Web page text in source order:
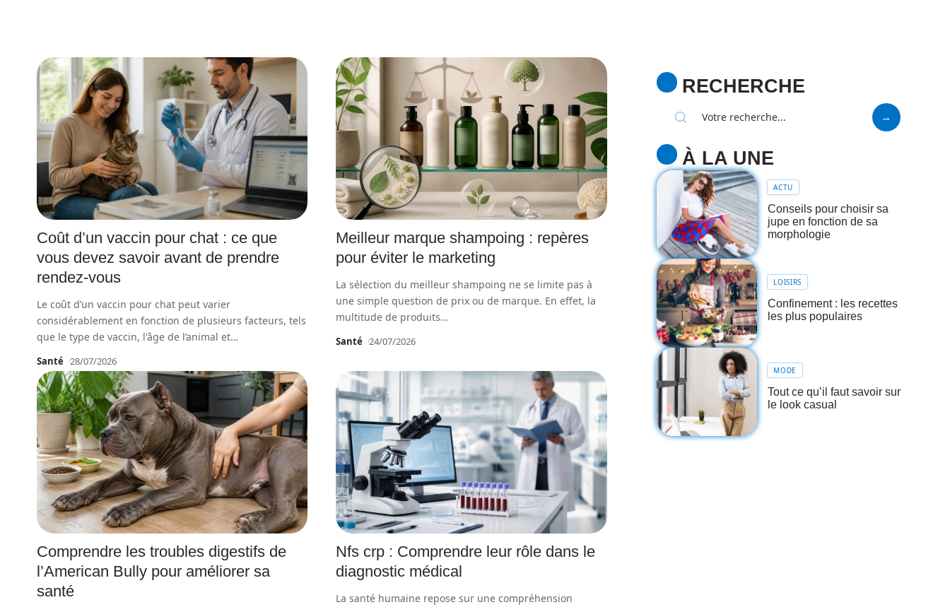
Coût d’un vaccin pour chat : ce que
vous devez savoir avant de prendre
rendez-vous
Le coût d’un vaccin pour chat peut varier
considérablement en fonction de plusieurs facteurs, tels
que le type de vaccin, l'âge de l’animal et…
Santé 28/07/2026
Meilleur marque shampoing : repères
pour éviter le marketing
La sélection du meilleur shampoing ne se limite pas à
une simple question de prix ou de marque. En effet, la
multitude de produits…
Santé 24/07/2026
Comprendre les troubles digestifs de
l’American Bully pour améliorer sa
santé
Nfs crp : Comprendre leur rôle dans le
diagnostic médical
La santé humaine repose sur une compréhension
RECHERCHE
À LA UNE
ACTU
Conseils pour choisir sa
jupe en fonction de sa
morphologie
LOISIRS
Confinement : les recettes
les plus populaires
MODE
Tout ce qu’il faut savoir sur
le look casual